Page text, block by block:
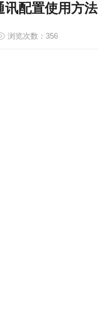
讯配置使用方法
浏览次数：356